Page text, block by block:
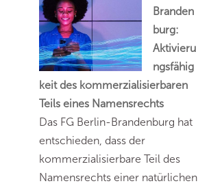
Branden
burg:
Aktivieru
ngsfähig
keit des kommerzialisierbaren
Teils eines Namensrechts
Das FG Berlin-Brandenburg hat
entschieden, dass der
kommerzialisierbare Teil des
Namensrechts einer natürlichen